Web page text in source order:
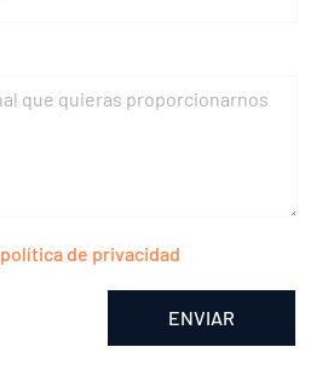
política de privacidad
ENVIAR